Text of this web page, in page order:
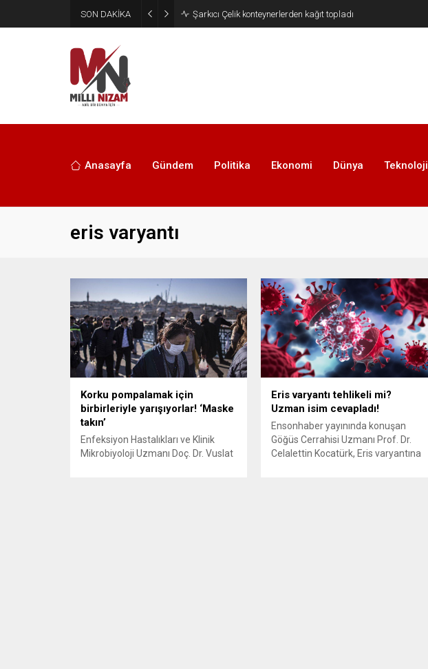
SON DAKİKA İran 2 ülkeyi birden vurdu
Anasayfa Gündem Politika Ekonomi Dünya Teknoloji
eris varyantı
Korku pompalamak için
birbirleriyle yarışıyorlar! ‘Maske
takın’
Enfeksiyon Hastalıkları ve Klinik
Mikrobiyoloji Uzmanı Doç. Dr. Vuslat
Eris varyantı tehlikeli mi?
Uzman isim cevapladı!
Ensonhaber yayınında konuşan
Göğüs Cerrahisi Uzmanı Prof. Dr.
Celalettin Kocatürk, Eris varyantına